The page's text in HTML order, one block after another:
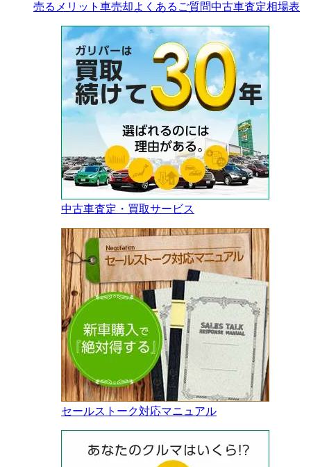
売るメリット 車売却よくあるご質問中古車査定相場表
中古車査定・買取サービス
セールストーク対応マニュアル